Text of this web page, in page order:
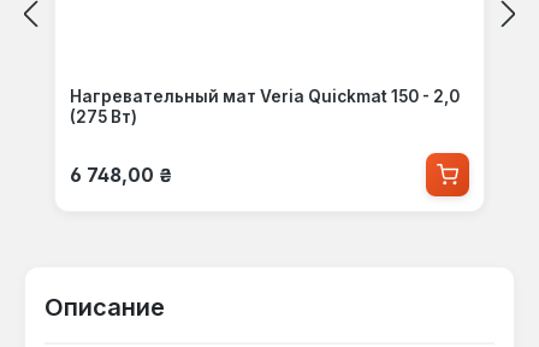
Нагревательный мат Veria Quickmat 150 - 2,0
(275 Вт)
Обычная цена:
6 748,00 ₴
Описание